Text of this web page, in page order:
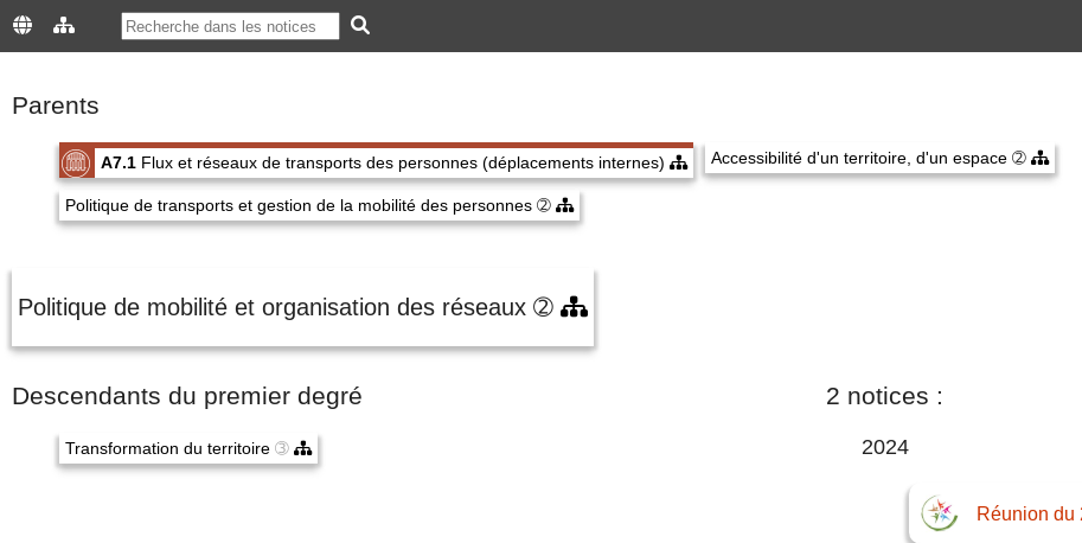
Parents
A7.1 Flux et réseaux de transports des personnes (déplacements internes) Accessibilité d'un territoire, d'un espace ➁
Politique de transports et gestion de la mobilité des personnes ➁
Politique de mobilité et organisation des réseaux ➁
Descendants du premier degré
Transformation du territoire ➂
2 notices :
2024
Réunion du